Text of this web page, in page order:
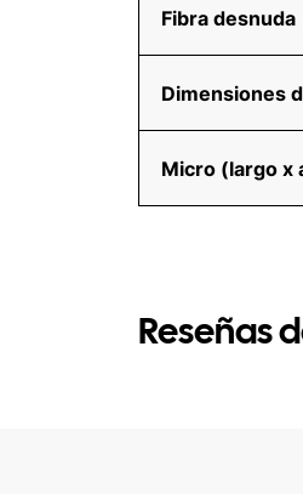
Fibra desnuda
Dimensiones
Micro (largo x
Reseñas